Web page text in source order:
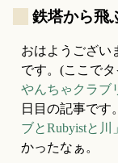
鉄塔から飛
おはようござい
です。(ここで
やんちゃクラブ
日目の記事です
ブとRubyistと川」
かったなぁ。